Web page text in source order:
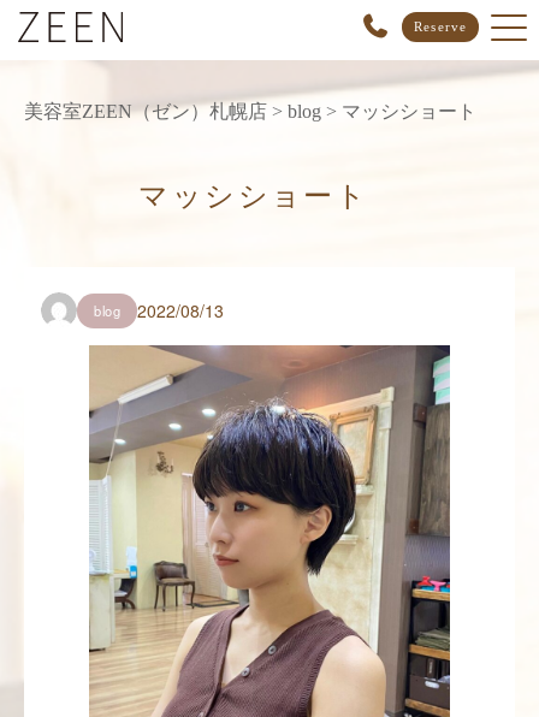
Reserve
美容室ZEEN（ゼン）札幌店 > blog > マッシショート
マッシショート
blog 2022/08/13